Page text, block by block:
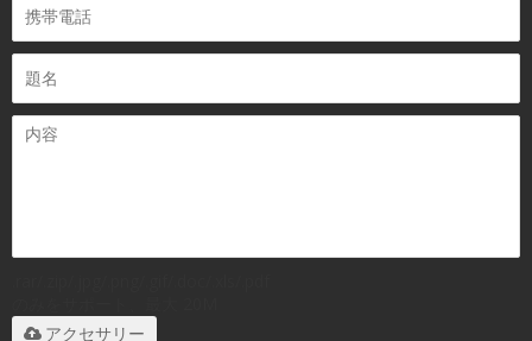
アクセサリー